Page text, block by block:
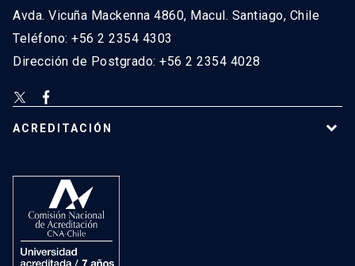
Avda. Vicuña Mackenna 4860, Macul. Santiago, Chile
Teléfono: +56 2 2354 4303
Dirección de Postgrado: +56 2 2354 4028
ACREDITACIÓN